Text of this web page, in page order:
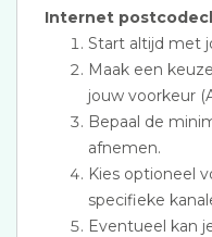
Internet
Start altijd met
Maak een
jouw voorkeur
Bepaal de
afnemen.
Kies optioneel
specifieke
Eventueel kan